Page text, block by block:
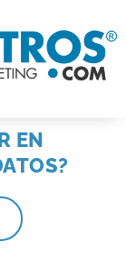
EN